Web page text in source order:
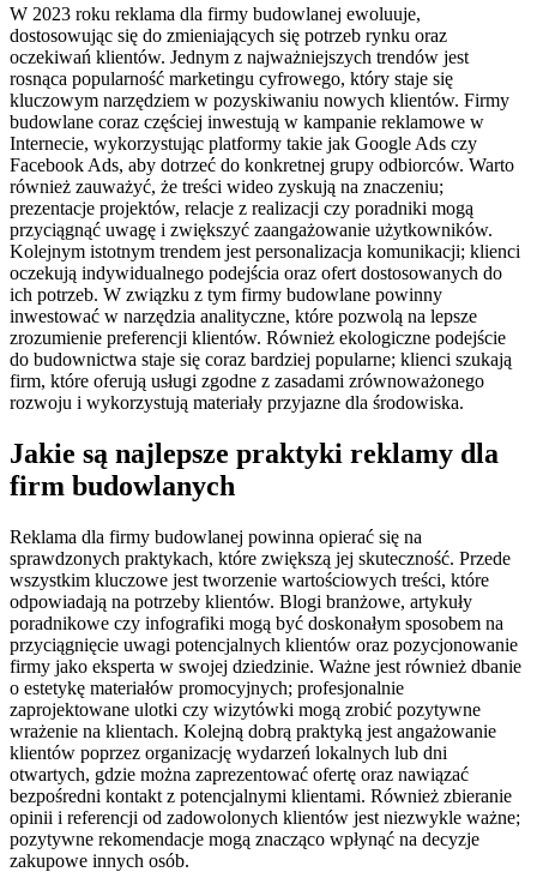
W 2023 roku reklama dla firmy budowlanej ewoluuje,
dostosowując się do zmieniających się potrzeb rynku oraz
oczekiwań klientów. Jednym z najważniejszych trendów jest
rosnąca popularność marketingu cyfrowego, który staje się
kluczowym narzędziem w pozyskiwaniu nowych klientów. Firmy
budowlane coraz częściej inwestują w kampanie reklamowe w
Internecie, wykorzystując platformy takie jak Google Ads czy
Facebook Ads, aby dotrzeć do konkretnej grupy odbiorców. Warto
również zauważyć, że treści wideo zyskują na znaczeniu;
prezentacje projektów, relacje z realizacji czy poradniki mogą
przyciągnąć uwagę i zwiększyć zaangażowanie użytkowników.
Kolejnym istotnym trendem jest personalizacja komunikacji; klienci
oczekują indywidualnego podejścia oraz ofert dostosowanych do
ich potrzeb. W związku z tym firmy budowlane powinny
inwestować w narzędzia analityczne, które pozwolą na lepsze
zrozumienie preferencji klientów. Również ekologiczne podejście
do budownictwa staje się coraz bardziej popularne; klienci szukają
firm, które oferują usługi zgodne z zasadami zrównoważonego
rozwoju i wykorzystują materiały przyjazne dla środowiska.
Jakie są najlepsze praktyki reklamy dla
firm budowlanych
Reklama dla firmy budowlanej powinna opierać się na
sprawdzonych praktykach, które zwiększą jej skuteczność. Przede
wszystkim kluczowe jest tworzenie wartościowych treści, które
odpowiadają na potrzeby klientów. Blogi branżowe, artykuły
poradnikowe czy infografiki mogą być doskonałym sposobem na
przyciągnięcie uwagi potencjalnych klientów oraz pozycjonowanie
firmy jako eksperta w swojej dziedzinie. Ważne jest również dbanie
o estetykę materiałów promocyjnych; profesjonalnie
zaprojektowane ulotki czy wizytówki mogą zrobić pozytywne
wrażenie na klientach. Kolejną dobrą praktyką jest angażowanie
klientów poprzez organizację wydarzeń lokalnych lub dni
otwartych, gdzie można zaprezentować ofertę oraz nawiązać
bezpośredni kontakt z potencjalnymi klientami. Również zbieranie
opinii i referencji od zadowolonych klientów jest niezwykle ważne;
pozytywne rekomendacje mogą znacząco wpłynąć na decyzje
zakupowe innych osób.